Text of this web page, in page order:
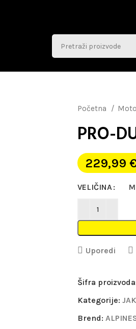
Početna
PRO-
229,99
VELIČINA M
Uporedi
Šifra
Kategorije:
Brend: